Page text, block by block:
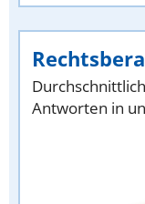
Antworten in